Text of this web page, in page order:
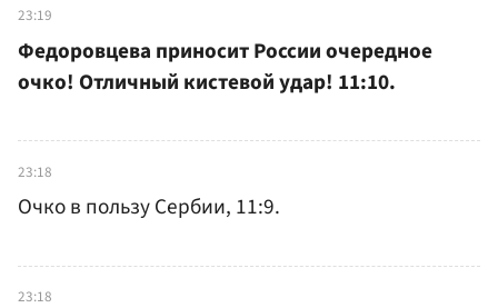
23:19
Федоровцева приносит России очередное
очко! Отличный кистевой удар! 11:10.
23:18
Очко в пользу Сербии, 11:9.
23:18